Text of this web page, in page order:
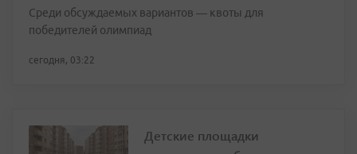
Среди обсуждаемых вариантов — квоты для
победителей олимпиад
сегодня, 03:22
Детские площадки